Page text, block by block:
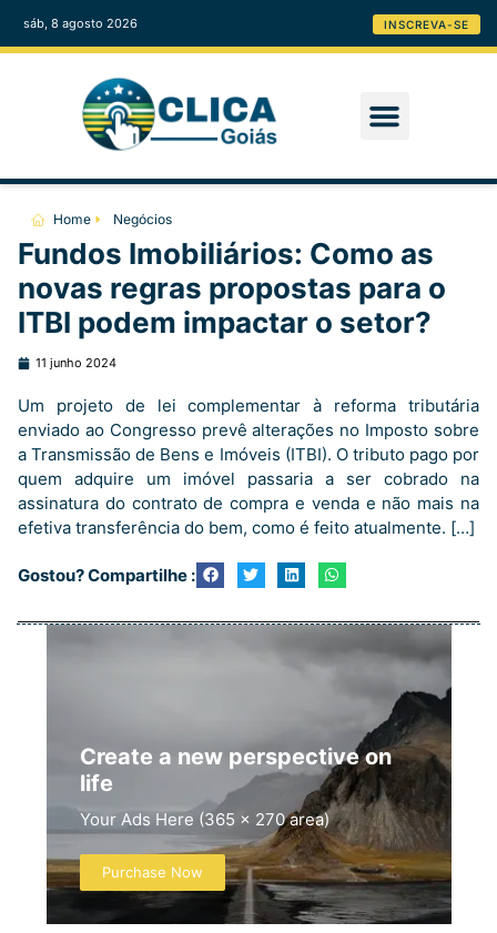
sáb, 8 agosto 2026 INSCREVA-SE
Home Negócios
Fundos Imobiliários: Como as
novas regras propostas para o
ITBI podem impactar o setor?
11 junho 2024
Um projeto de lei complementar à reforma tributária
enviado ao Congresso prevê alterações no Imposto sobre
a Transmissão de Bens e Imóveis (ITBI). O tributo pago por
quem adquire um imóvel passaria a ser cobrado na
assinatura do contrato de compra e venda e não mais na
efetiva transferência do bem, como é feito atualmente. […]
Gostou? Compartilhe :
Create a new perspective on
life
Your Ads Here (365 x 270 area)
Purchase Now